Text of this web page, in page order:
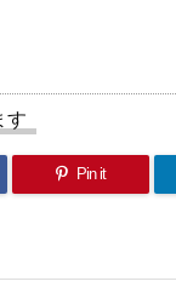
す
Pin it